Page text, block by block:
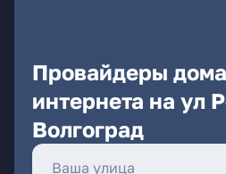
Провайдеры
интернета на ул
Волгоград